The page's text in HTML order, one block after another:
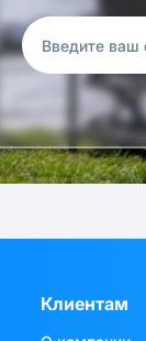
Клиентам